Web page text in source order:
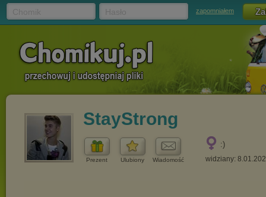
zapomniałem
StayStrong
Prezent Ulubiony Wiadomość
:)
widziany: